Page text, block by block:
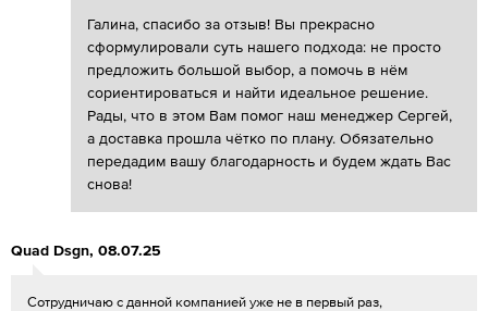
Галина, спасибо за отзыв! Вы прекрасно
сформулировали суть нашего подхода: не просто
предложить большой выбор, а помочь в нём
сориентироваться и найти идеальное решение.
Рады, что в этом Вам помог наш менеджер Сергей,
а доставка прошла чётко по плану. Обязательно
передадим вашу благодарность и будем ждать Вас
снова!
Quad Dsgn, 08.07.25
Сотрудничаю с данной компанией уже не в первый раз,